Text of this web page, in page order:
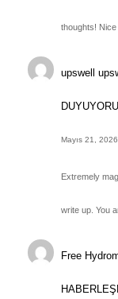
thoughts! Nice
upswell
Mayıs 21, 2026
Extremely
write up. You
Free